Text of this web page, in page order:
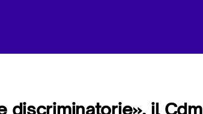
discriminatorie», il Cdm